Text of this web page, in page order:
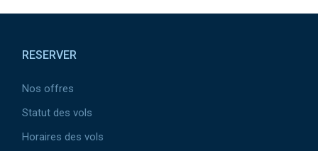
RESERVER
Nos offres
Statut des vols
Horaires des vols